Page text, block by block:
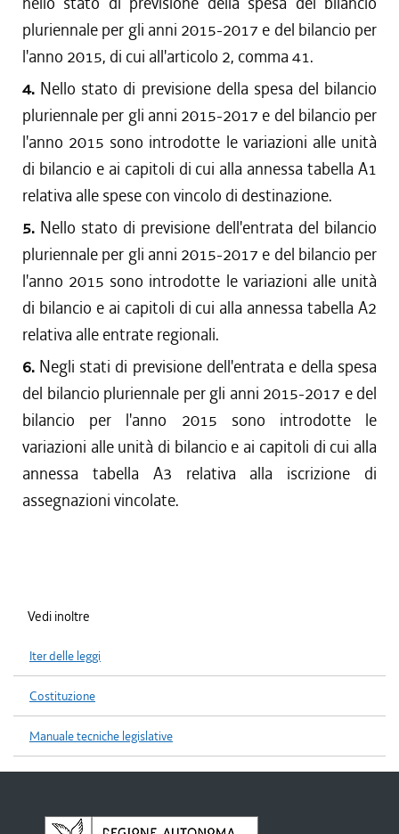
pluriennale per gli anni 2015-2017 e del bilancio per
l'anno 2015, di cui all'articolo 2, comma 41.
4. Nello stato di previsione della spesa del bilancio
pluriennale per gli anni 2015-2017 e del bilancio per
l'anno 2015 sono introdotte le variazioni alle unità
di bilancio e ai capitoli di cui alla annessa tabella A1
relativa alle spese con vincolo di destinazione.
5. Nello stato di previsione dell'entrata del bilancio
pluriennale per gli anni 2015-2017 e del bilancio per
l'anno 2015 sono introdotte le variazioni alle unità
di bilancio e ai capitoli di cui alla annessa tabella A2
relativa alle entrate regionali.
6. Negli stati di previsione dell'entrata e della spesa
del bilancio pluriennale per gli anni 2015-2017 e del
bilancio per l'anno 2015 sono introdotte le
variazioni alle unità di bilancio e ai capitoli di cui alla
annessa tabella A3 relativa alla iscrizione di
assegnazioni vincolate.
Vedi inoltre
Iter delle leggi
Costituzione
Manuale tecniche legislative